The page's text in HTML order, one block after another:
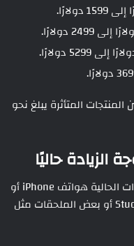
المتأثرة يبلغ نحو
رغم الزيادات الواسعة، لم تشمل التغييرات الحالية هواتف iPhone أو
سماعات AirPods أو شاشة Studio Display أو بعض الملحقات مثل